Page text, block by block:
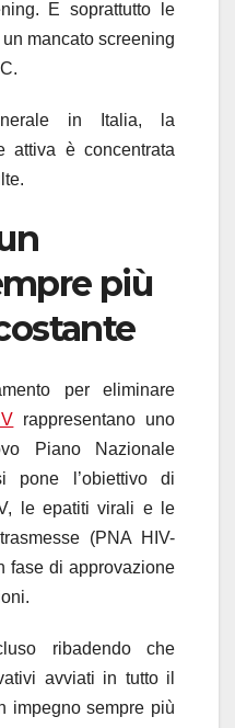
E soprattutto le
mancato screening
in Italia, la
attiva è concentrata
più
per eliminare
rappresentano uno
Piano Nazionale
pone l’obiettivo di
le epatiti virali e le
(PNA HIV-
fase di approvazione
ribadendo che
avviati in tutto il
impegno sempre più